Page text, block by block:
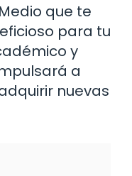
que te
para tu
y
a
nuevas